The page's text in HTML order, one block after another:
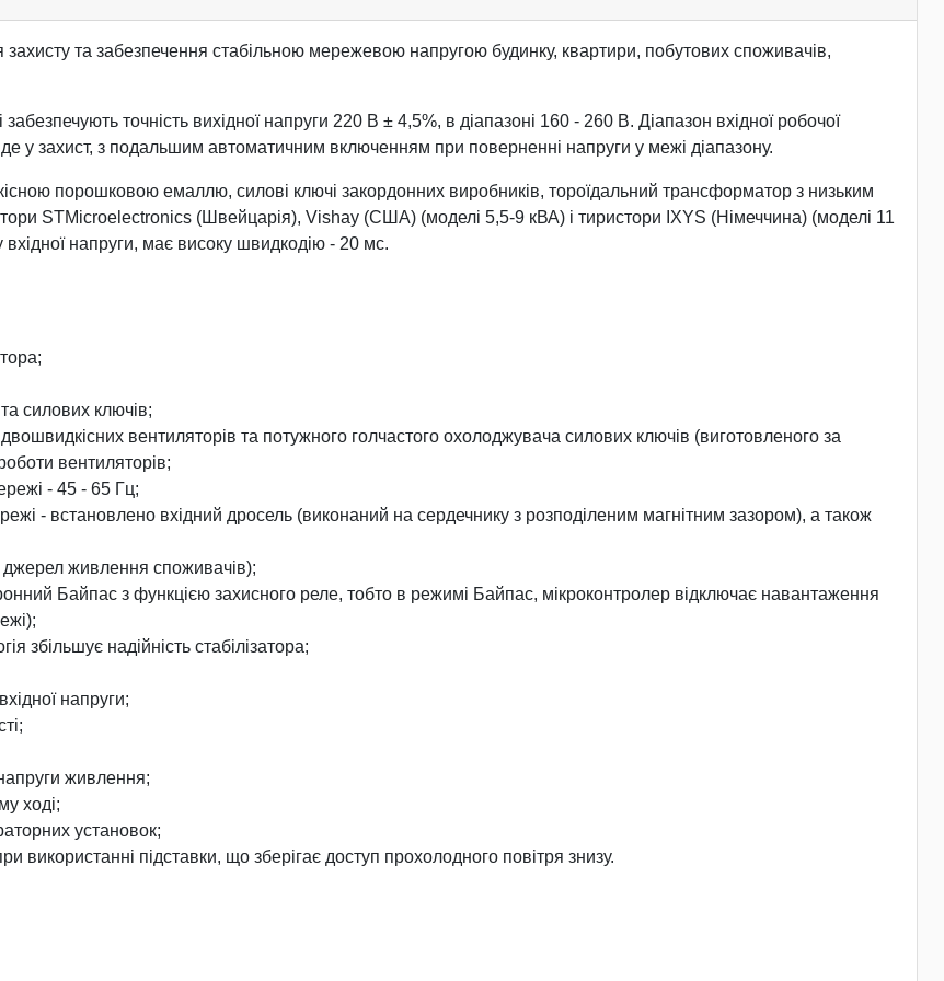
захисту та забезпечення стабільною мережевою напругою будинку, квартири, побутових споживачів,
точність вихідної напруги 220 В ± 4,5%, в діапазоні 160 - 260 В. Діапазон вхідної робочої
у захист, з подальшим автоматичним включенням при поверненні напруги у межі діапазону.
порошковою емаллю, силові ключі закордонних виробників, тороїдальний трансформатор з низьким
STMicroelectronics (Швейцарія), Vishay (США) (моделі 5,5-9 кВА) і тиристори IXYS (Німеччина) (моделі 11
напруги, має високу швидкодію - 20 мс.
силових ключів;
вентиляторів та потужного голчастого охолоджувача силових ключів (виготовленого за
вентиляторів;
- 45 - 65 Гц;
- встановлено вхідний дросель (виконаний на сердечнику з розподіленим магнітним зазором), а також
джерел живлення споживачів);
Байпас з функцією захисного реле, тобто в режимі Байпас, мікроконтролер відключає навантаження
збільшує надійність стабілізатора;
напруги;
живлення;
ході;
установок;
використанні підставки, що зберігає доступ прохолодного повітря знизу.